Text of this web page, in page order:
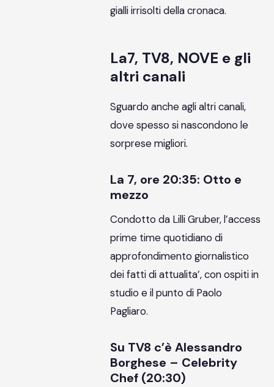
gialli irrisolti della cronaca.
La7, TV8, NOVE e gli
altri canali
Sguardo anche agli altri canali,
dove spesso si nascondono le
sorprese migliori.
La 7, ore 20:35: Otto e
mezzo
Condotto da Lilli Gruber, l’access
prime time quotidiano di
approfondimento giornalistico
dei fatti di attualita’, con ospiti in
studio e il punto di Paolo
Pagliaro.
Su TV8 c’è Alessandro
Borghese – Celebrity
Chef (20:30)